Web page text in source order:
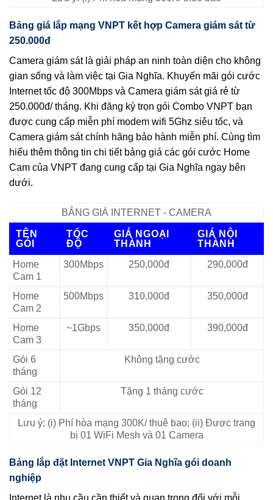
Bảng giá lắp mạng VNPT kết hợp Camera giám sát từ
250.000đ
Camera giám sát là giải pháp an ninh toàn diện cho không
gian sống và làm việc tại Gia Nghĩa. Khuyến mãi gói cước
Internet tốc độ 300Mbps và Camera giám sát giá rẻ từ
250.000đ/ tháng. Khi đăng ký trọn gói Combo VNPT bạn
được cung cấp miễn phí modem wifi 5Ghz siêu tốc, và
Camera giám sát chính hãng bảo hành miễn phí. Cùng tìm
hiểu thêm thông tin chi tiết bảng giá các gói cước Home
Cam của VNPT đang cung cấp tại Gia Nghĩa ngay bên
dưới.
BẢNG GIÁ INTERNET - CAMERA
TÊN
GÓI
TỐC
ĐỘ
GIÁ NGOẠI
THÀNH
GIÁ NỘI
THÀNH
Home
Cam 1
300Mbps 250,000đ 290,000đ
Home
Cam 2
500Mbps 310,000đ 350,000đ
Home
Cam 3
~1Gbps 350,000đ 390,000đ
Gói 6
tháng
Không tặng cước
Gói 12
tháng
Tặng 1 tháng cước
Lưu ý: (i) Phí hòa mạng 300K/ thuê bao; (ii) Được trang
bị 01 WiFi Mesh và 01 Camera
Bảng lắp đặt Internet VNPT Gia Nghĩa gói doanh
nghiệp
Internet là nhu cầu cần thiết và quan trọng đối với mỗi